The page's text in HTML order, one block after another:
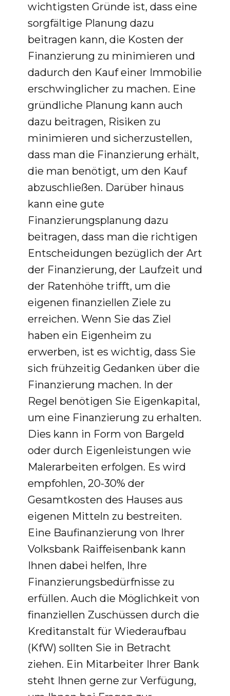
wichtigsten Gründe ist, dass eine
sorgfältige Planung dazu
beitragen kann, die Kosten der
Finanzierung zu minimieren und
dadurch den Kauf einer Immobilie
erschwinglicher zu machen. Eine
gründliche Planung kann auch
dazu beitragen, Risiken zu
minimieren und sicherzustellen,
dass man die Finanzierung erhält,
die man benötigt, um den Kauf
abzuschließen. Darüber hinaus
kann eine gute
Finanzierungsplanung dazu
beitragen, dass man die richtigen
Entscheidungen bezüglich der Art
der Finanzierung, der Laufzeit und
der Ratenhöhe trifft, um die
eigenen finanziellen Ziele zu
erreichen. Wenn Sie das Ziel
haben ein Eigenheim zu
erwerben, ist es wichtig, dass Sie
sich frühzeitig Gedanken über die
Finanzierung machen. In der
Regel benötigen Sie Eigenkapital,
um eine Finanzierung zu erhalten.
Dies kann in Form von Bargeld
oder durch Eigenleistungen wie
Malerarbeiten erfolgen. Es wird
empfohlen, 20-30% der
Gesamtkosten des Hauses aus
eigenen Mitteln zu bestreiten.
Eine Baufinanzierung von Ihrer
Volksbank Raiffeisenbank kann
Ihnen dabei helfen, Ihre
Finanzierungsbedürfnisse zu
erfüllen. Auch die Möglichkeit von
finanziellen Zuschüssen durch die
Kreditanstalt für Wiederaufbau
(KfW) sollten Sie in Betracht
ziehen. Ein Mitarbeiter Ihrer Bank
steht Ihnen gerne zur Verfügung,